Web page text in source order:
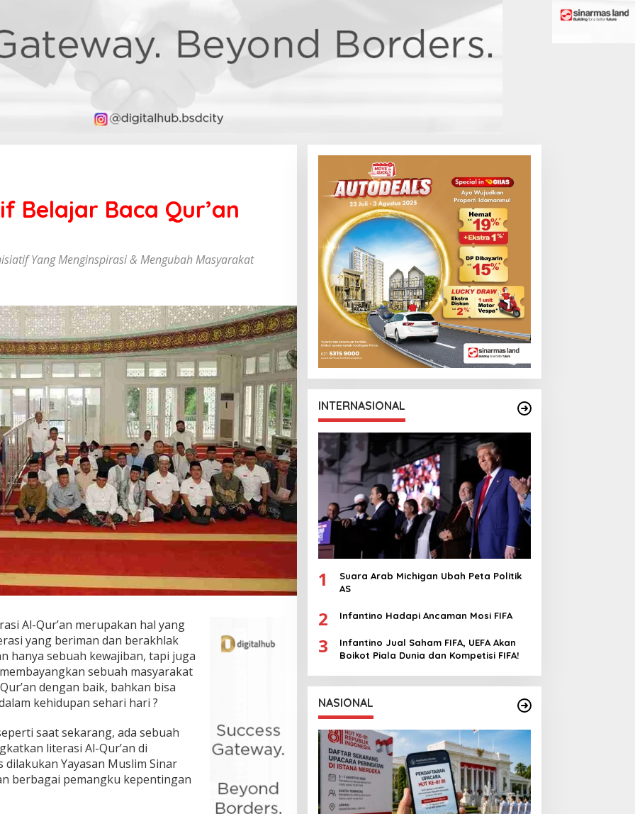
Belajar Baca Qur’an
Yang Menginspirasi & Mengubah Masyarakat
Al-Qur’an merupakan hal yang
yang beriman dan berakhlak
hanya sebuah kewajiban, tapi juga
sebuah masyarakat
dengan baik, bahkan bisa
kehidupan sehari hari ?
saat sekarang, ada sebuah
literasi Al-Qur’an di
Yayasan Muslim Sinar
berbagai pemangku kepentingan
INTERNASIONAL
1
Suara Arab Michigan Ubah Peta Politik
AS
2 Infantino Hadapi Ancaman Mosi FIFA
3
Infantino Jual Saham FIFA, UEFA Akan
Boikot Piala Dunia dan Kompetisi FIFA!
NASIONAL